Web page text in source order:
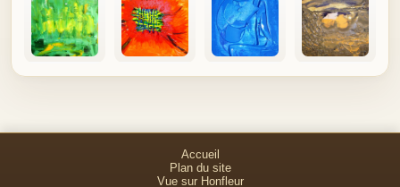
Accueil
Plan du site
Vue sur Honfleur